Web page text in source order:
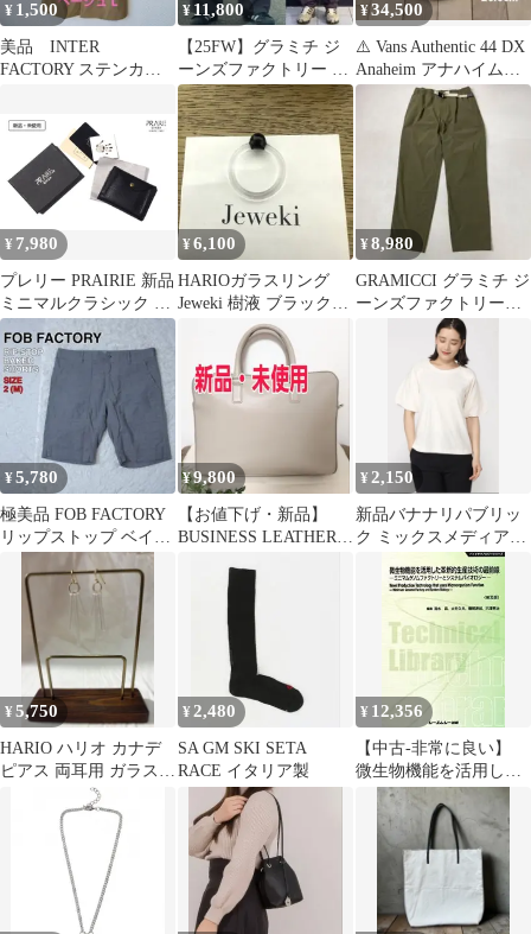
¥ 1,500
美品 INTER
FACTORY ステンカラ
¥11,800
【25FW】グラミチ ジ
ーンズファクトリー 別
注 ウールライク ワイド
パンツ L
¥34,500
⚠️ Vans Authentic 44 DX
Anaheim アナハイム廃
盤品
¥ 7,980
プレリー PRAIRIE 新品
ミニマルクラシック コ
ンパクト財布（小銭入
れあり）ブラック 植物
タンニンレザー（イタ
リア製） 日本製
¥6,100
HARIOガラスリング
Jeweki 樹液 ブラックポ
イント yoseki
¥8,980
GRAMICCI グラミチ ジ
ーンズファクトリー別
注 エブリデイ ナイロン
¥5,780
極美品 FOB FACTORY
リップストップ ベイカ
ーショーツ グレー 2
¥9,800
【お値下げ・新品】
BUSINESS LEATHER
¥ 2,150
新品バナナリパブリッ
ク ミックスメディアプ
リーツスリーブトッ
プ M 白
¥5,750
HARIO ハリオ カナデ
ピアス 両耳用 ガラスア
クセサリー 揺れるピア
¥2,480
SA GM SKI SETA
RACE イタリア製
¥ 12,356
【中古-非常に良い】
微生物機能を活用した
革新的生産技術の最前
線 ミニマムゲノムファ
クトリーとシステムバ
イオロジー